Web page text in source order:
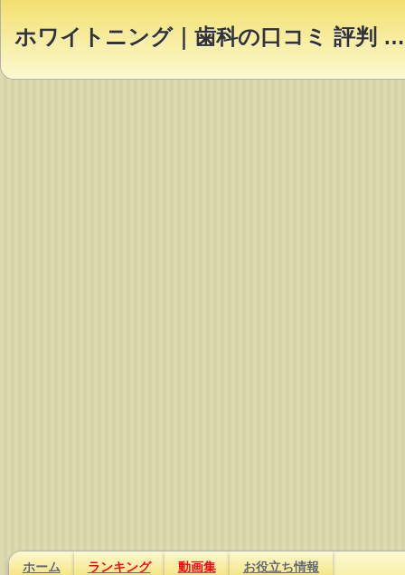
ホワイトニング｜歯科の口コミ 評判 ランキング【Dr.NAVI】
ホーム ランキング 動画集 お役立ち情報